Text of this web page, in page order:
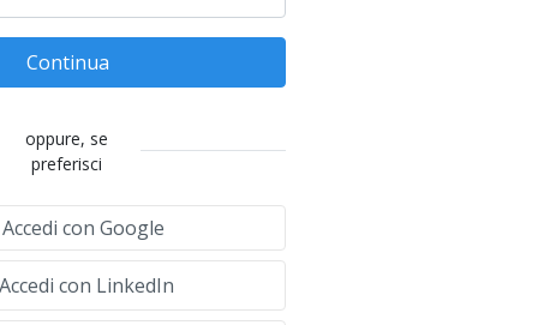
Continua
oppure, se
preferisci
con Google
con LinkedIn